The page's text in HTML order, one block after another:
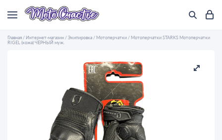
Главная / Интернет-магазин /Экипировка / Мотоперчатки / Мотоперчатки STARKS Мотоперчатки
RIGEL (кожа) ЧЕРНЫЙ муж.